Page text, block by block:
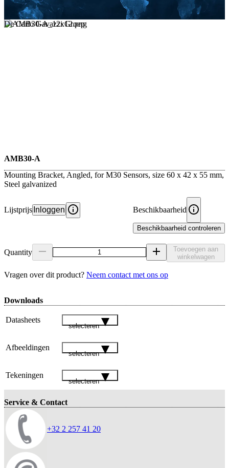
De Carlo Gavazzi Groep
AMB30-A
Mounting Bracket, Angled, for M30 Sensors, size 60 x 42 x 55 mm,
Steel galvanized
Lijstprijs Inloggen Beschikbaarheid
Beschikbaarheid controleren
Quantity
Toevoegen aan
winkelwagen
Vragen over dit product? Neem contact met ons op
Downloads
Datasheets
selecteren
Afbeeldingen
selecteren
Tekeningen
selecteren
Service & Contact
+32 2 257 41 20